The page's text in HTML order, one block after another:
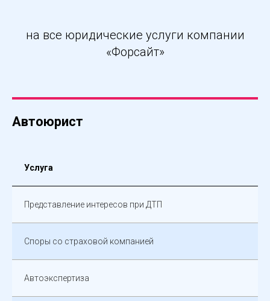
на все юридические услуги компании
«Форсайт»
Автоюрист
Услуга
Представление интересов при ДТП
Споры со страховой компанией
Автоэкспертиза